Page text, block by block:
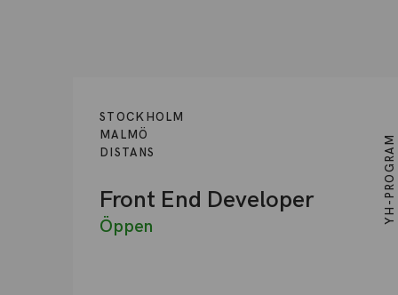
STOCKHOLM
MALMÖ
DISTANS
Front End Developer
Öppen
YH-PROGRAM